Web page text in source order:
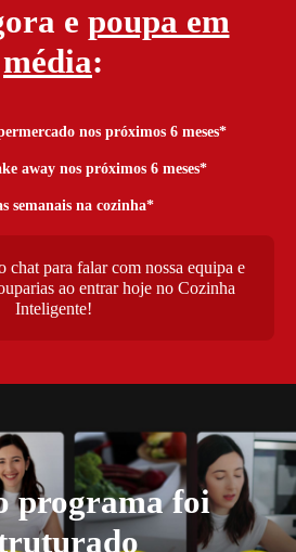
e poupa em
média:
nos próximos 6 meses*
away nos próximos 6 meses*
semanais na cozinha*
chat para falar com nossa equipa e
ao entrar hoje no Cozinha
Inteligente!
programa foi